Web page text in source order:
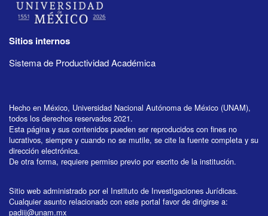
Sitios internos
Sistema de Productividad Académica
Hecho en México, Universidad Nacional Autónoma de México (UNAM),
todos los derechos reservados 2021.
Esta página y sus contenidos pueden ser reproducidos con fines no
lucrativos, siempre y cuando no se mutile, se cite la fuente completa y su
dirección electrónica.
De otra forma, requiere permiso previo por escrito de la institución.
Sitio web administrado por el Instituto de Investigaciones Jurídicas.
Cualquier asunto relacionado con este portal favor de dirigirse a:
padiij@unam.mx